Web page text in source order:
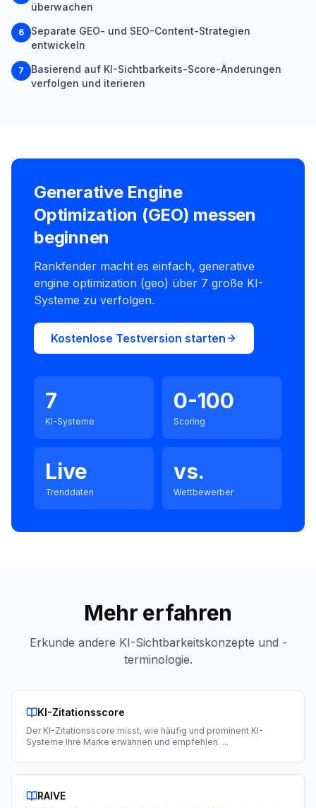
überwachen
6
Separate GEO- und SEO-Content-Strategien
entwickeln
7
Basierend auf KI-Sichtbarkeits-Score-Änderungen
verfolgen und iterieren
Generative Engine
Optimization (GEO) messen
beginnen
Rankfender macht es einfach, generative
engine optimization (geo) über 7 große KI-
Systeme zu verfolgen.
Kostenlose Testversion starten
7
KI-Systeme
0-100
Scoring
Live
Trenddaten
vs.
Wettbewerber
Mehr erfahren
Erkunde andere KI-Sichtbarkeitskonzepte und -
terminologie.
KI-Zitationsscore
Der KI-Zitationsscore misst, wie häufig und prominent KI-
Systeme Ihre Marke erwähnen und empfehlen. ...
RAIVE